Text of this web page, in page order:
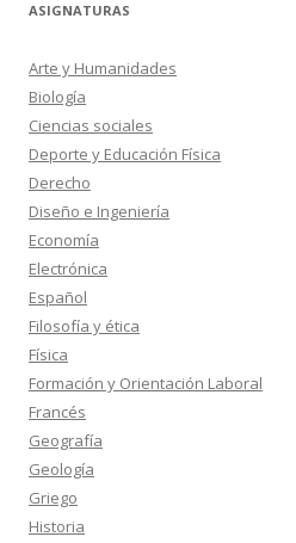
ASIGNATURAS
Arte y Humanidades
Biología
Ciencias sociales
Deporte y Educación Física
Derecho
Diseño e Ingeniería
Economía
Electrónica
Español
Filosofía y ética
Física
Formación y Orientación Laboral
Francés
Geografía
Geología
Griego
Historia